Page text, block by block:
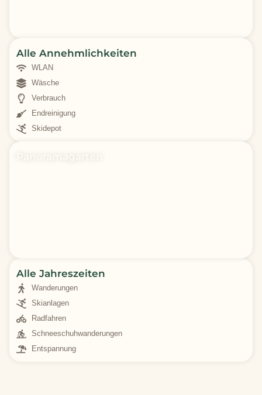
Alle Annehmlichkeiten
WLAN
Wäsche
Verbrauch
Endreinigung
Skidepot
Alle Jahreszeiten
Wanderungen
Skianlagen
Radfahren
Schneeschuhwanderungen
Entspannung